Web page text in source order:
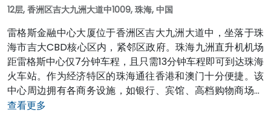
12层, 香洲区吉大九洲大道中1009, 珠海, 中国
雷格斯金融中心大厦位于香洲区吉大九洲大道中，坐落于珠
海市吉大CBD核心区内，紧邻区政府。珠海九洲直升机机场
距雷格斯中心仅7分钟车程，且只需13分钟车程即可到达珠海
火车站。作为经济特区的珠海通往香港和澳门十分便捷。该
中心周边拥有各商务设施，如银行、宾馆、高档购物商场和
餐馆。酒店如假日酒店、珠海德翰酒店均在五分钟步行距离
查看更多